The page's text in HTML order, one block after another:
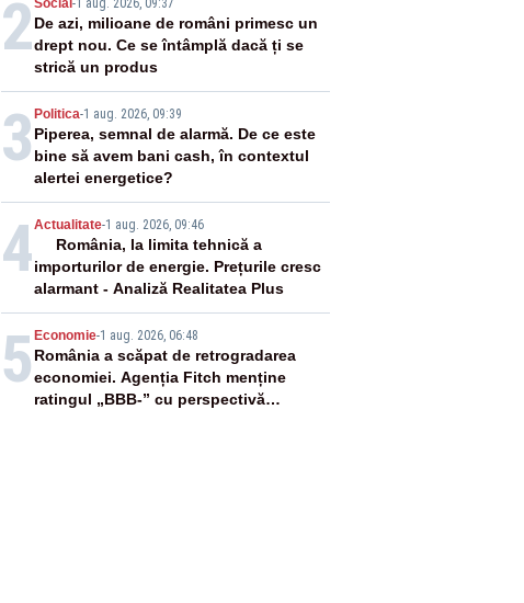
2Social -1 aug. 2026, 09:37
De azi, milioane de români primesc un
drept nou. Ce se întâmplă dacă ți se
strică un produs
3 Politica-1 aug. 2026, 09:39
Piperea, semnal de alarmă. De ce este
bine să avem bani cash, în contextul
alertei energetice?
4Actualitate-1 aug. 2026, 09:46
România, la limita tehnică a
importurilor de energie. Prețurile cresc
alarmant - Analiză Realitatea Plus
5 Economie-1 aug. 2026, 06:48
România a scăpat de retrogradarea
economiei. Agenția Fitch menține
ratingul „BBB-” cu perspectivă